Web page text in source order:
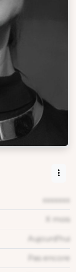
xxxxxxx
X mois
Aujourd'hui
Pas encore